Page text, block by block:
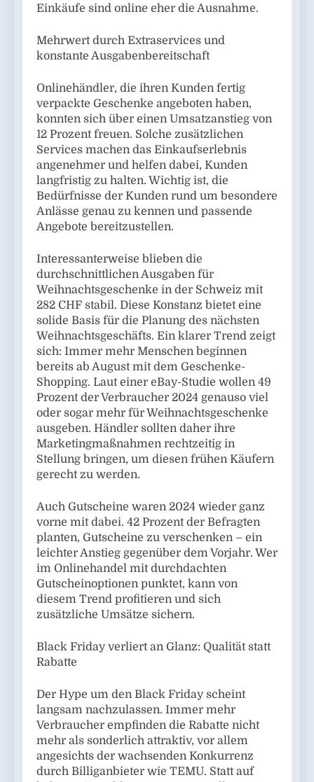
Einkäufe sind online eher die Ausnahme.
Mehrwert durch Extraservices und
konstante Ausgabenbereitschaft
Onlinehändler, die ihren Kunden fertig
verpackte Geschenke angeboten haben,
konnten sich über einen Umsatzanstieg von
12 Prozent freuen. Solche zusätzlichen
Services machen das Einkaufserlebnis
angenehmer und helfen dabei, Kunden
langfristig zu halten. Wichtig ist, die
Bedürfnisse der Kunden rund um besondere
Anlässe genau zu kennen und passende
Angebote bereitzustellen.
Interessanterweise blieben die
durchschnittlichen Ausgaben für
Weihnachtsgeschenke in der Schweiz mit
282 CHF stabil. Diese Konstanz bietet eine
solide Basis für die Planung des nächsten
Weihnachtsgeschäfts. Ein klarer Trend zeigt
sich: Immer mehr Menschen beginnen
bereits ab August mit dem Geschenke-
Shopping. Laut einer eBay-Studie wollen 49
Prozent der Verbraucher 2024 genauso viel
oder sogar mehr für Weihnachtsgeschenke
ausgeben. Händler sollten daher ihre
Marketingmaßnahmen rechtzeitig in
Stellung bringen, um diesen frühen Käufern
gerecht zu werden.
Auch Gutscheine waren 2024 wieder ganz
vorne mit dabei. 42 Prozent der Befragten
planten, Gutscheine zu verschenken – ein
leichter Anstieg gegenüber dem Vorjahr. Wer
im Onlinehandel mit durchdachten
Gutscheinoptionen punktet, kann von
diesem Trend profitieren und sich
zusätzliche Umsätze sichern.
Black Friday verliert an Glanz: Qualität statt
Rabatte
Der Hype um den Black Friday scheint
langsam nachzulassen. Immer mehr
Verbraucher empfinden die Rabatte nicht
mehr als sonderlich attraktiv, vor allem
angesichts der wachsenden Konkurrenz
durch Billiganbieter wie TEMU. Statt auf